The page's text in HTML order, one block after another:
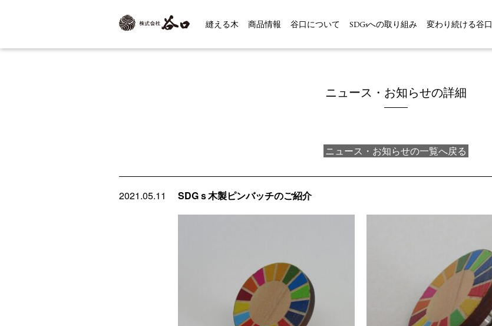
縫える木 商品情報 谷口について SDGsへの取り組み 変わり続ける谷口
ニュース・お知らせの詳細
ニュース・お知らせの一覧へ戻る
2021.05.11
SDGｓ木製ピンバッチのご紹介